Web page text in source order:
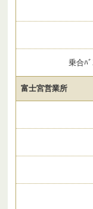
乗合ﾊ
富士宮営業所